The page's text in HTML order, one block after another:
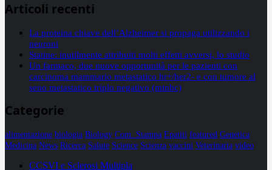
Articoli recenti
La proteina chiave dell’Alzheimer si propaga utilizzando i
neuroni
Statine: inutilmente attribuiti molti effetti avversi, lo studio
Un farmaco, due nuove opportunità per le pazienti con
carcinoma mammario metastatico hr+/her2- e con tumore al
seno metastatico triplo negativo (mtnbc)
Categorie
alimentazione biologia Biology Com. Stampa Epatiti featured Genetica
Medicina News Ricerca Salute Science Scienza vaccini Veterinaria video
CCSVI e Sclerosi Multipla